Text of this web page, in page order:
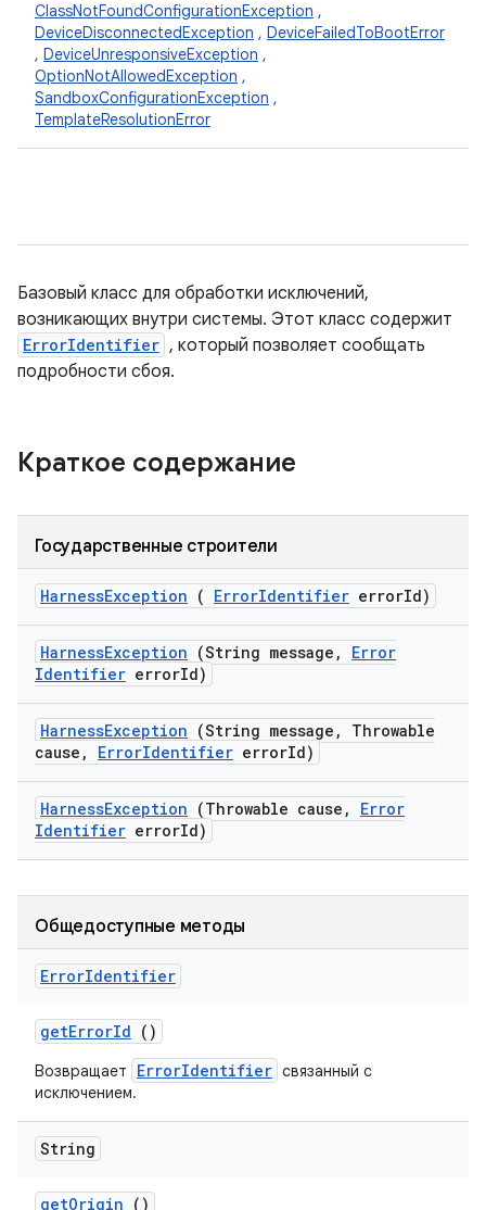
ClassNotFoundConfigurationException ,
DeviceDisconnectedException , DeviceFailedToBootError
, DeviceUnresponsiveException ,
OptionNotAllowedException ,
SandboxConfigurationException ,
TemplateResolutionError
Базовый класс для обработки исключений,
возникающих внутри системы. Этот класс содержит
ErrorIdentifier , который позволяет сообщать
подробности сбоя.
Краткое содержание
Государственные строители
HarnessException ( ErrorIdentifier errorId)
HarnessException (String message ,
Error
Identifier errorId)
HarnessException (String message ,
Throwable
cause , ErrorIdentifier errorId)
HarnessException (Throwable cause ,
Error
Identifier errorId)
Общедоступные методы
ErrorIdentifier
getErrorId ()
Возвращает ErrorIdentifier связанный с
исключением.
String
getOrigin ()